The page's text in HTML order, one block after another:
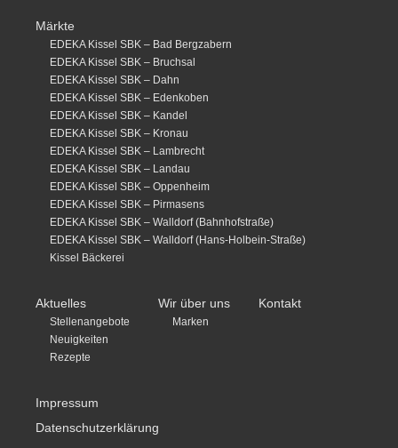
Märkte
EDEKA Kissel SBK – Bad Bergzabern
EDEKA Kissel SBK – Bruchsal
EDEKA Kissel SBK – Dahn
EDEKA Kissel SBK – Edenkoben
EDEKA Kissel SBK – Kandel
EDEKA Kissel SBK – Kronau
EDEKA Kissel SBK – Lambrecht
EDEKA Kissel SBK – Landau
EDEKA Kissel SBK – Oppenheim
EDEKA Kissel SBK – Pirmasens
EDEKA Kissel SBK – Walldorf (Bahnhofstraße)
EDEKA Kissel SBK – Walldorf (Hans-Holbein-Straße)
Kissel Bäckerei
Aktuelles
Stellenangebote
Neuigkeiten
Rezepte
Wir über uns
Marken
Kontakt
Impressum
Datenschutzerklärung